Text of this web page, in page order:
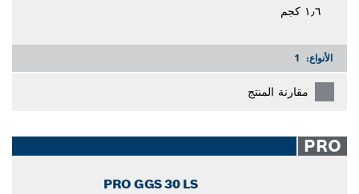
١٫٦ كجم
الأنواع: 1
مقارنة المنتج
PRO
PRO GGS 30 LS